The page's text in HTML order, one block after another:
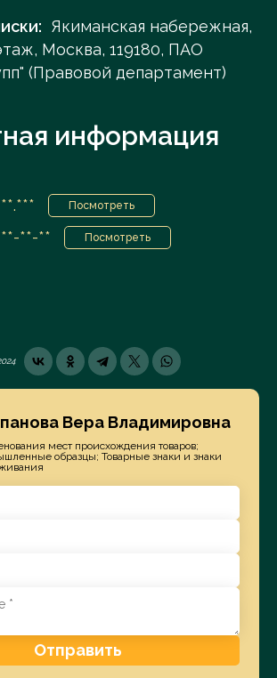
Якиманская набережная,
Москва, 119180, ПАО
(Правовой департамент)
информация
Посмотреть
**-** Посмотреть
Вера Владимировна
мест происхождения товаров;
образцы; Товарные знаки и знаки
Отправить